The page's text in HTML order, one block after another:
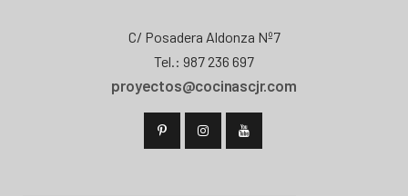
C/ Posadera Aldonza Nº7
Tel.: 987 236 697
proyectos@cocinascjr.com